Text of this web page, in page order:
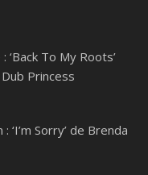
‘Back To My Roots’
Princess
‘I’m Sorry’ de Brenda